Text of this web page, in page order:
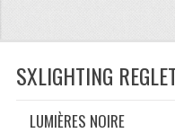
SXLIGHTING
LUMIÈRES NOIRE